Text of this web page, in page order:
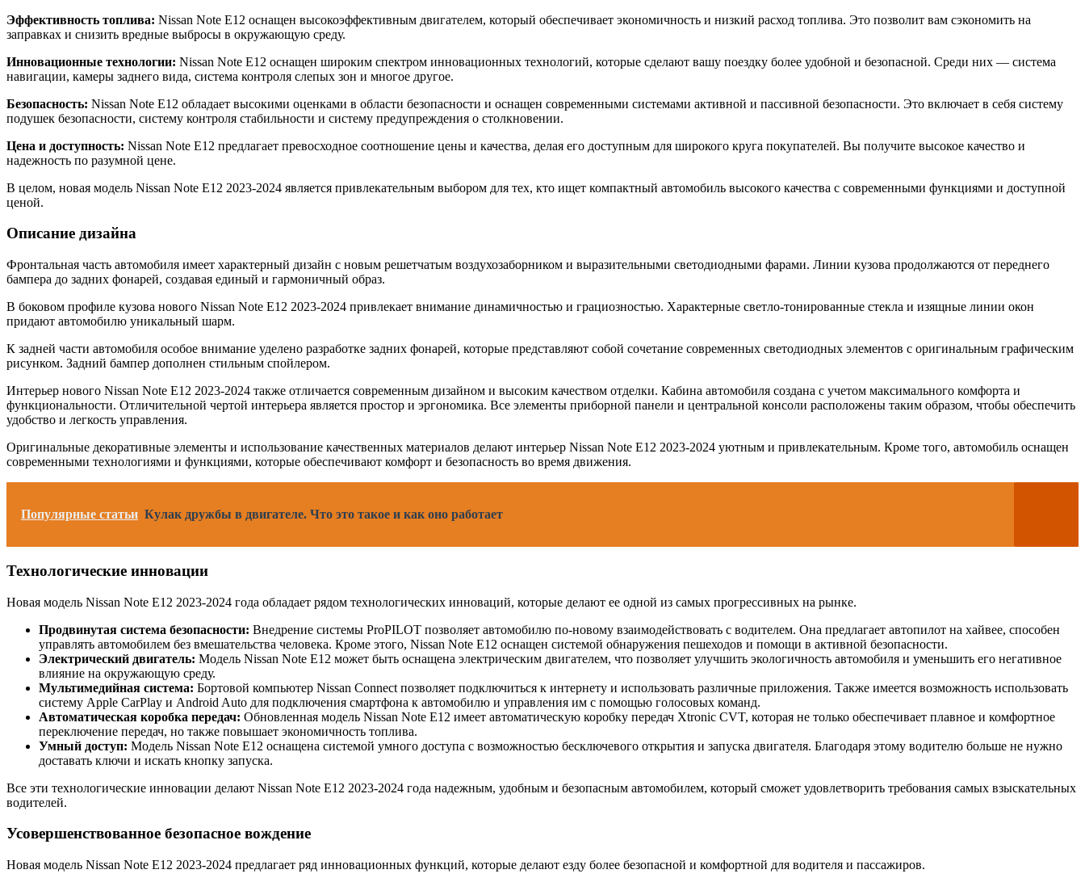
Эффективность топлива: Nissan Note Е12 оснащен высокоэффективным двигателем, который обеспечивает экономичность и низкий расход топлива. Это позволит вам сэкономить на
заправках и снизить вредные выбросы в окружающую среду.
Инновационные технологии: Nissan Note Е12 оснащен широким спектром инновационных технологий, которые сделают вашу поездку более удобной и безопасной. Среди них — система
навигации, камеры заднего вида, система контроля слепых зон и многое другое.
Безопасность: Nissan Note Е12 обладает высокими оценками в области безопасности и оснащен современными системами активной и пассивной безопасности. Это включает в себя систему
подушек безопасности, систему контроля стабильности и систему предупреждения о столкновении.
Цена и доступность: Nissan Note Е12 предлагает превосходное соотношение цены и качества, делая его доступным для широкого круга покупателей. Вы получите высокое качество и
надежность по разумной цене.
В целом, новая модель Nissan Note Е12 2023-2024 является привлекательным выбором для тех, кто ищет компактный автомобиль высокого качества с современными функциями и доступной
ценой.
Описание дизайна
Фронтальная часть автомобиля имеет характерный дизайн с новым решетчатым воздухозаборником и выразительными светодиодными фарами. Линии кузова продолжаются от переднего
бампера до задних фонарей, создавая единый и гармоничный образ.
В боковом профиле кузова нового Nissan Note Е12 2023-2024 привлекает внимание динамичностью и грациозностью. Характерные светло-тонированные стекла и изящные линии окон
придают автомобилю уникальный шарм.
К задней части автомобиля особое внимание уделено разработке задних фонарей, которые представляют собой сочетание современных светодиодных элементов с оригинальным графическим
рисунком. Задний бампер дополнен стильным спойлером.
Интерьер нового Nissan Note Е12 2023-2024 также отличается современным дизайном и высоким качеством отделки. Кабина автомобиля создана с учетом максимального комфорта и
функциональности. Отличительной чертой интерьера является простор и эргономика. Все элементы приборной панели и центральной консоли расположены таким образом, чтобы обеспечить
удобство и легкость управления.
Оригинальные декоративные элементы и использование качественных материалов делают интерьер Nissan Note Е12 2023-2024 уютным и привлекательным. Кроме того, автомобиль оснащен
современными технологиями и функциями, которые обеспечивают комфорт и безопасность во время движения.
Популярные статьи Кулак дружбы в двигателе. Что это такое и как оно работает
Технологические инновации
Новая модель Nissan Note Е12 2023-2024 года обладает рядом технологических инноваций, которые делают ее одной из самых прогрессивных на рынке.
Продвинутая система безопасности: Внедрение системы ProPILOT позволяет автомобилю по-новому взаимодействовать с водителем. Она предлагает автопилот на хайвее, способен
управлять автомобилем без вмешательства человека. Кроме этого, Nissan Note Е12 оснащен системой обнаружения пешеходов и помощи в активной безопасности.
Электрический двигатель: Модель Nissan Note Е12 может быть оснащена электрическим двигателем, что позволяет улучшить экологичность автомобиля и уменьшить его негативное
влияние на окружающую среду.
Мультимедийная система: Бортовой компьютер Nissan Connect позволяет подключиться к интернету и использовать различные приложения. Также имеется возможность использовать
систему Apple CarPlay и Android Auto для подключения смартфона к автомобилю и управления им с помощью голосовых команд.
Автоматическая коробка передач: Обновленная модель Nissan Note Е12 имеет автоматическую коробку передач Xtronic CVT, которая не только обеспечивает плавное и комфортное
переключение передач, но также повышает экономичность топлива.
Умный доступ: Модель Nissan Note Е12 оснащена системой умного доступа с возможностью бесключевого открытия и запуска двигателя. Благодаря этому водителю больше не нужно
доставать ключи и искать кнопку запуска.
Все эти технологические инновации делают Nissan Note Е12 2023-2024 года надежным, удобным и безопасным автомобилем, который сможет удовлетворить требования самых взыскательных
водителей.
Усовершенствованное безопасное вождение
Новая модель Nissan Note Е12 2023-2024 предлагает ряд инновационных функций, которые делают езду более безопасной и комфортной для водителя и пассажиров.